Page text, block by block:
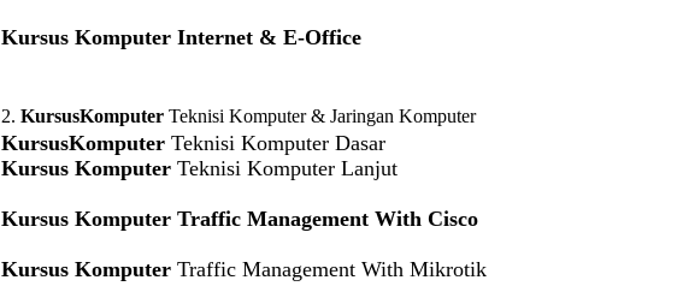
Kursus Komputer Internet & E-Office
2. KursusKomputer Teknisi Komputer & Jaringan Komputer
KursusKomputer Teknisi Komputer Dasar
Kursus Komputer Teknisi Komputer Lanjut
Kursus Komputer Traffic Management With Cisco
Kursus Komputer Traffic Management With Mikrotik